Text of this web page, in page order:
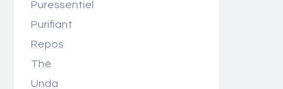
Puressentiel
Purifiant
Repos
Thé
Unda